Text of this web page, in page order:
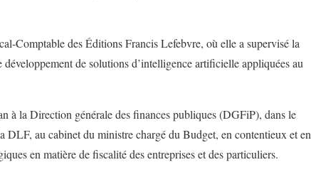
Comptable des Éditions Francis Lefebvre, où elle a supervisé la
de solutions d’intelligence artificielle appliquées au
à la Direction générale des finances publiques (DGFiP), dans le
DLF, au cabinet du ministre chargé du Budget, en contentieux et en
en matière de fiscalité des entreprises et des particuliers.